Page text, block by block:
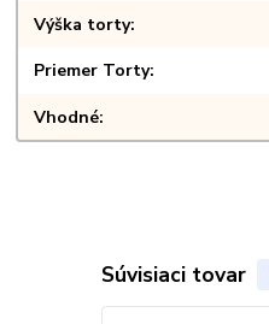
Výška torty
Priemer Torty
Vhodné
Súvisiaci tovar